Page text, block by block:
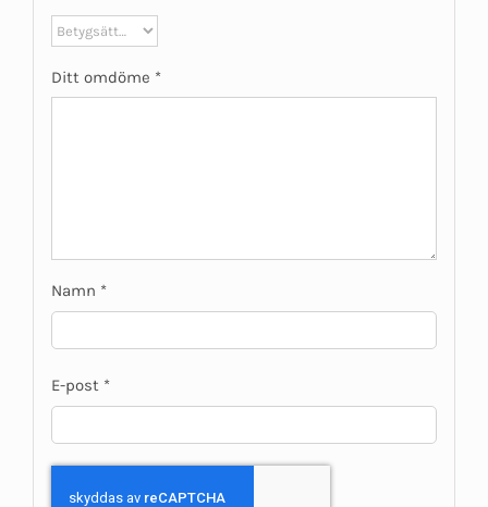
Ditt omdöme *
Namn *
E-post *